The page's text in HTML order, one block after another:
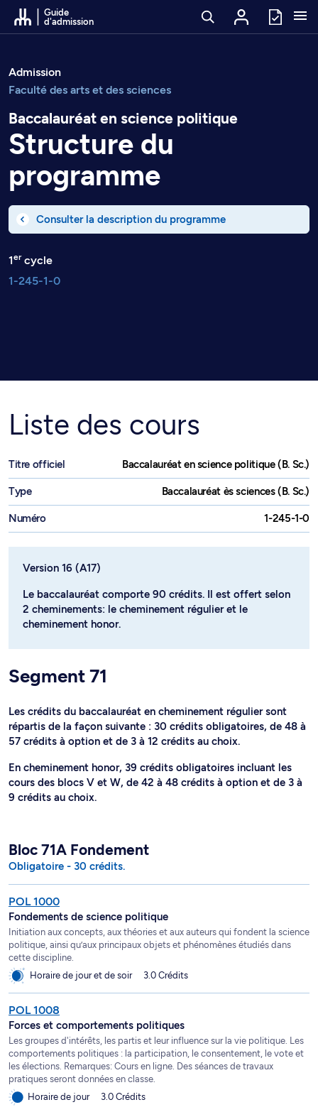
Passer au contenu
Guide
d'admission
Admission
Faculté des arts et des sciences
Baccalauréat en science politique
Structure du
programme
Consulter la description du programme
1ercycle
1-245-1-0
Liste des cours
Titre officiel Baccalauréat en science politique (B. Sc.)
Type Baccalauréat ès sciences (B. Sc.)
Numéro 1-245-1-0
Version 16 (A17)
Le baccalauréat comporte 90 crédits. Il est offert selon
2 cheminements: le cheminement régulier et le
cheminement honor.
Segment 71
Les crédits du baccalauréat en cheminement régulier sont
répartis de la façon suivante : 30 crédits obligatoires, de 48 à
57 crédits à option et de 3 à 12 crédits au choix.
En cheminement honor, 39 crédits obligatoires incluant les
cours des blocs V et W, de 42 à 48 crédits à option et de 3 à
9 crédits au choix.
Bloc 71A Fondement
Obligatoire - 30 crédits.
POL 1000
Fondements de science politique
Initiation aux concepts, aux théories et aux auteurs qui fondent la science
politique, ainsi qu’aux principaux objets et phénomènes étudiés dans
cette discipline.
Horaire de jour et de soir
3.0 Crédits
POL 1008
Forces et comportements politiques
Les groupes d'intérêts, les partis et leur influence sur la vie politique. Les
comportements politiques : la participation, le consentement, le vote et
les élections. Remarques: Cours en ligne. Des séances de travaux
pratiques seront données en classe.
Horaire de jour
3.0 Crédits